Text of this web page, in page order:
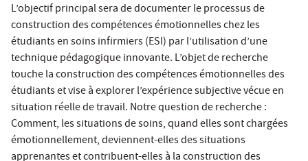
L’objectif principal sera de documenter le processus de
construction des compétences émotionnelles chez les
étudiants en soins infirmiers (ESI) par l’utilisation d’une
technique pédagogique innovante. L’objet de recherche
touche la construction des compétences émotionnelles des
étudiants et vise à explorer l’expérience subjective vécue en
situation réelle de travail. Notre question de recherche :
Comment, les situations de soins, quand elles sont chargées
émotionnellement, deviennent-elles des situations
apprenantes et contribuent-elles à la construction des